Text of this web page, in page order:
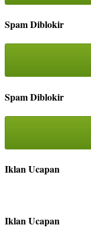
Spam Diblokir
Spam Diblokir
Iklan Ucapan
Iklan Ucapan